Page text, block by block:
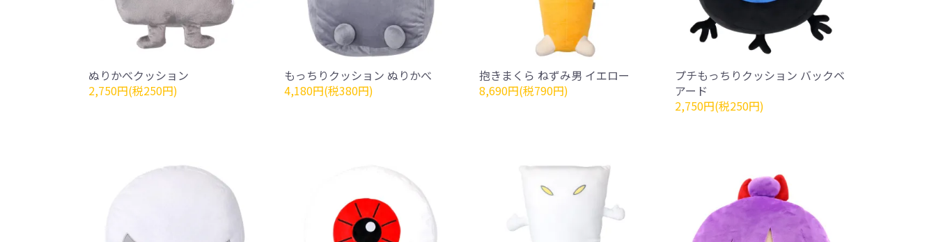
ぬりかべクッション
2,750円(税250円)
もっちりクッション ぬりかべ
4,180円(税380円)
抱きまくら ねずみ男 イエロー
8,690円(税790円)
プチもっちりクッション バックベ
アード
2,750円(税250円)